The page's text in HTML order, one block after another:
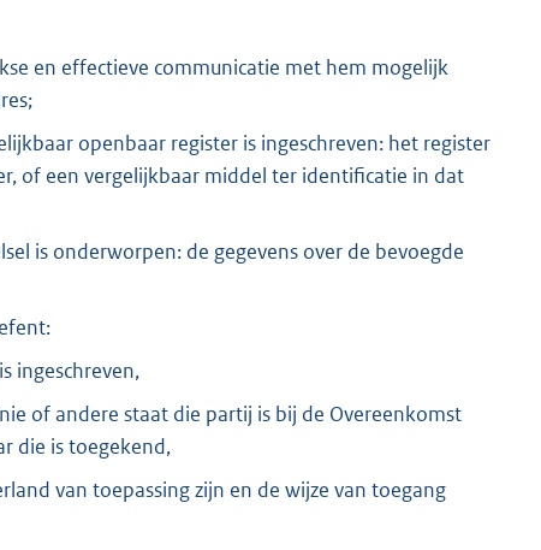
en effectieve communicatie met hem mogelijk
openbaar register is ingeschreven: het register
of een vergelijkbaar middel ter identificatie in dat
is onderworpen: de gegevens over de bevoegde
ingeschreven,
of andere staat die partij is bij de Overeenkomst
die is toegekend,
van toepassing zijn en de wijze van toegang